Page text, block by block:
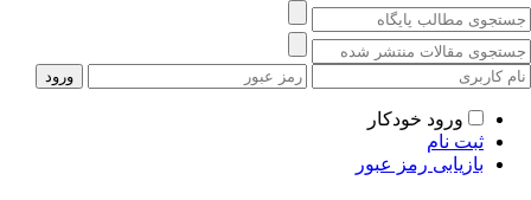
ورود خودکار
ثبت نام
بازیابی رمز عبور